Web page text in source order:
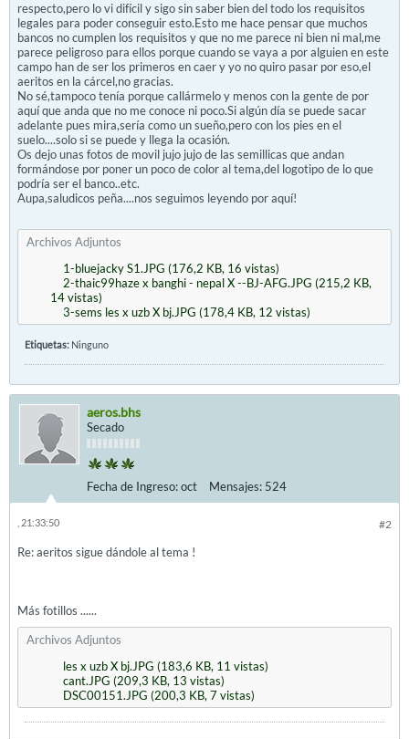
respecto,pero lo vi difícil y sigo sin saber bien del todo los requisitos
legales para poder conseguir esto.Esto me hace pensar que muchos
bancos no cumplen los requisitos y que no me parece ni bien ni mal,me
parece peligroso para ellos porque cuando se vaya a por alguien en este
campo han de ser los primeros en caer y yo no quiro pasar por eso,el
aeritos en la cárcel,no gracias.
No sé,tampoco tenía porque callármelo y menos con la gente de por
aquí que anda que no me conoce ni poco.Si algún día se puede sacar
adelante pues mira,sería como un sueño,pero con los pies en el
suelo....solo si se puede y llega la ocasión.
Os dejo unas fotos de movil jujo jujo de las semillicas que andan
formándose por poner un poco de color al tema,del logotipo de lo que
podría ser el banco..etc.
Aupa,saludicos peña....nos seguimos leyendo por aquí!
Archivos Adjuntos
1-bluejacky S1.JPG (176,2 KB, 16 vistas)
2-thaic99haze x banghi - nepal X --BJ-AFG.JPG (215,2 KB,
14 vistas)
3-sems les x uzb X bj.JPG (178,4 KB, 12 vistas)
Etiquetas: Ninguno
aeros.bhs
Secado
Fecha de Ingreso:oct Mensajes: 524
#2
, 21:33:50
Re: aeritos sigue dándole al tema !
Más fotillos ......
Archivos Adjuntos
les x uzb X bj.JPG (183,6 KB, 11 vistas)
cant.JPG (209,3 KB, 13 vistas)
DSC00151.JPG (200,3 KB, 7 vistas)